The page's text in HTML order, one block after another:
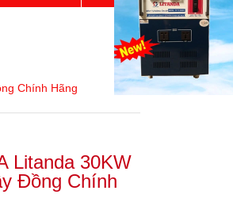
Chính Hãng
Litanda 30KW
Đồng Chính